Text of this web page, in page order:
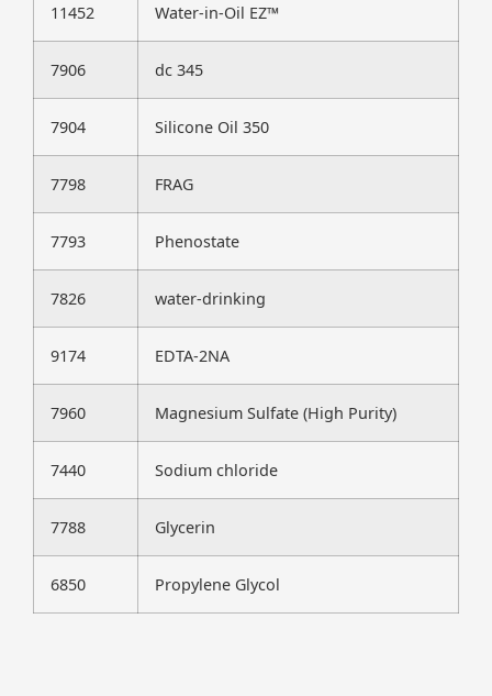
11452 Water-in-Oil EZ™
7906 dc 345
7904 Silicone Oil 350
7798 FRAG
7793 Phenostate
7826 water-drinking
9174 EDTA-2NA
7960 Magnesium Sulfate (High Purity)
7440 Sodium chloride
7788 Glycerin
6850 Propylene Glycol